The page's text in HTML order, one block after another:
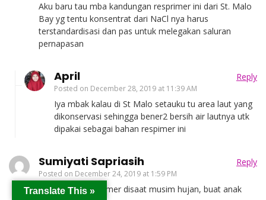
Aku baru tau mba kandungan resprimer ini dari St. Malo
Bay yg tentu konsentrat dari NaCl nya harus
terstandardisasi dan pas untuk melegakan saluran
pernapasan
April
Posted on December 28, 2019 at 11:39 AM
Reply
Iya mbak kalau di St Malo setauku tu area laut yang
dikonservasi sehingga bener2 bersih air lautnya utk
dipakai sebagai bahan respimer ini
Sumiyati Sapriasih
Posted on December 24, 2019 at 1:59 PM
Reply
Pas banget resprimer disaat musim hujan, buat anak
Translate This »